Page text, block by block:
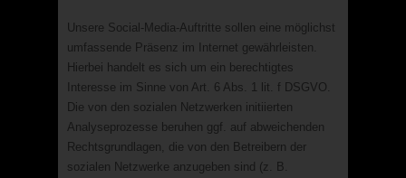
Unsere Social-Media-Auftritte sollen eine möglichst
umfassende Präsenz im Internet gewährleisten.
Hierbei handelt es sich um ein berechtigtes
Interesse im Sinne von Art. 6 Abs. 1 lit. f DSGVO.
Die von den sozialen Netzwerken initiierten
Analyseprozesse beruhen ggf. auf abweichenden
Rechtsgrundlagen, die von den Betreibern der
sozialen Netzwerke anzugeben sind (z. B.